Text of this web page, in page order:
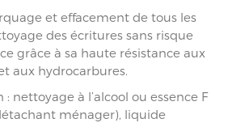
et effacement de tous les
des écritures sans risque
grâce à sa haute résistance aux
aux hydrocarbures.
: nettoyage à l’alcool ou essence F
ménager), liquide